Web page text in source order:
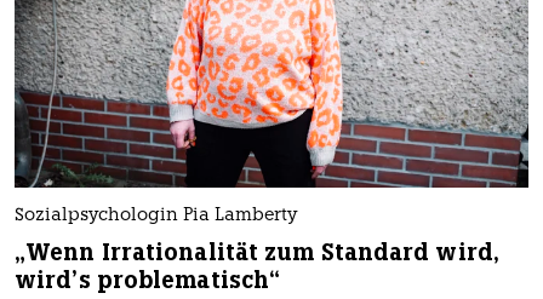
Sozialpsychologin Pia Lamberty
„Wenn Irrationalität zum Standard wird,
wird’s problematisch“